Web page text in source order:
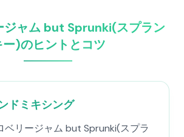
ジャム but Sprunki(スプラン
ー)のヒントとコツ
ドミキシング
ベリージャム but Sprunki(スプラ